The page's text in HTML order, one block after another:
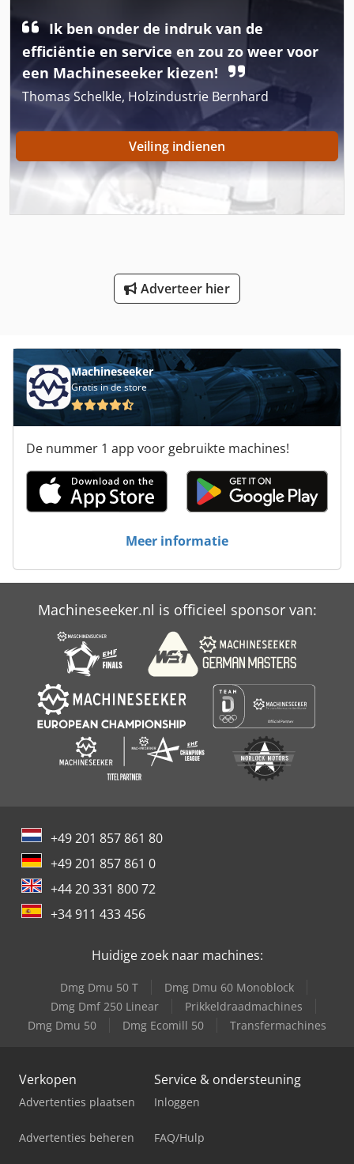
Pomp
Pomp 22 Kw 30 Cbm H
Pomp Kolom Waterpomp 27 M H 30 Kw
Pomp Motor
Ponsen En Snijden
Ponsen Van Metaal
Smelten Van De Pomp
Tan Pomp
Tank Pomp
Vat Pomp
Versnelling Pomp
Vloer Pomp
Ik ben onder de indruk van de
efficiëntie en service en zou zo weer voor
een Machineseeker kiezen!
Thomas Schelkle, Holzindustrie Bernhard
Veiling indienen
Adverteer hier
Machineseeker
Gratis in de store
De nummer 1 app voor gebruikte machines!
Meer informatie
Machineseeker.nl is officieel sponsor van:
+49 201 857 861 80
+49 201 857 861 0
+44 20 331 800 72
+34 911 433 456
Huidige zoek naar machines:
Dmg Dmu 50 T
Dmg Dmu 60 Monoblock
Dmg Dmf 250 Linear
Prikkeldraadmachines
Dmg Dmu 50
Dmg Ecomill 50 Transfermachines
Verkopen
Advertenties plaatsen
Advertenties beheren
Service & ondersteuning
Inloggen
FAQ/Hulp